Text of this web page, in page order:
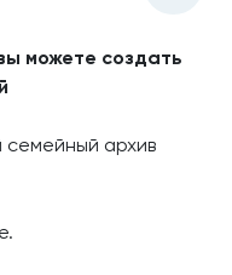
можете создать
семейный архив